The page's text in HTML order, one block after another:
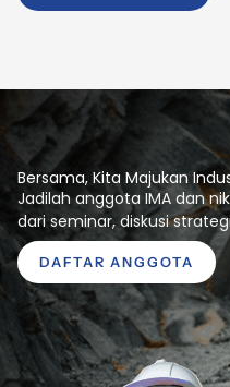
Bersama, Kita Majukan
Jadilah anggota IMA dan
dari seminar, diskusi
DAFTAR ANGGOTA